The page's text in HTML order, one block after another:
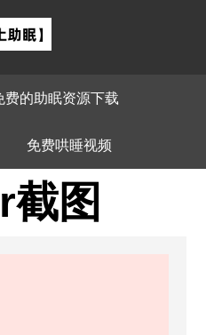
费的助眠资源下载
免费哄睡视频
图